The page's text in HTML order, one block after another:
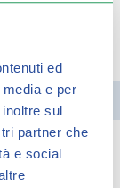
ed
e per
sul
partner che
e social
alcun